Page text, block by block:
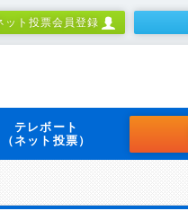
ット投票会員登録
テレボート
（ネット投票）